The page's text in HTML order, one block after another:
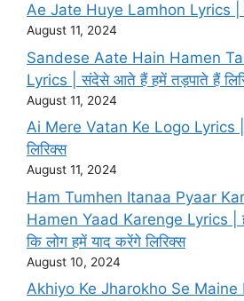
Ae Jate Huye Lamhon Lyrics | ऐ
August 11, 2024
Sandese Aate Hain Hamen
Lyrics | संदेसे आते हैं हमें तड़पाते हैं
August 11, 2024
Ai Mere Vatan Ke Logo Lyrics |
लिरिक्स
August 11, 2024
Ham Tumhen Itanaa Pyaar
Hamen Yaad Karenge Lyrics |
कि लोग हमें याद करेंगे लिरिक्स
August 10, 2024
Akhiyo Ke Jharokho Se Maine